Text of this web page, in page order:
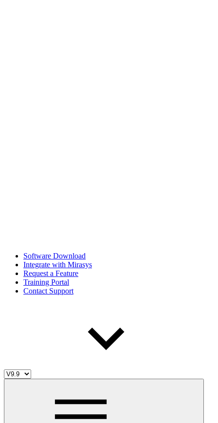
Software Download
Integrate with Mirasys
Request a Feature
Training Portal
Contact Support